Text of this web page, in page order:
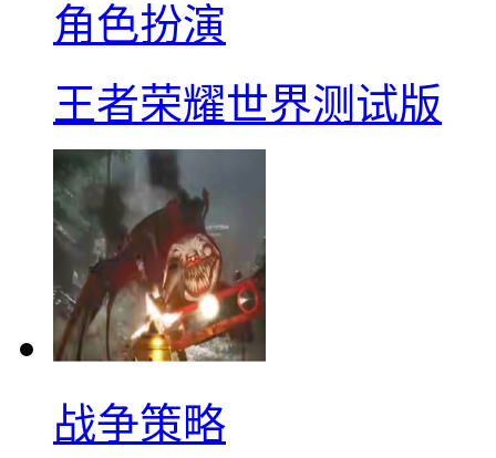
角色扮演
王者荣耀世界测试版
战争策略